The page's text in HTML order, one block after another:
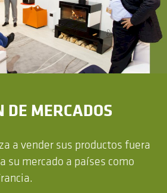
MERCADOS
a vender sus productos fuera
su mercado a países como